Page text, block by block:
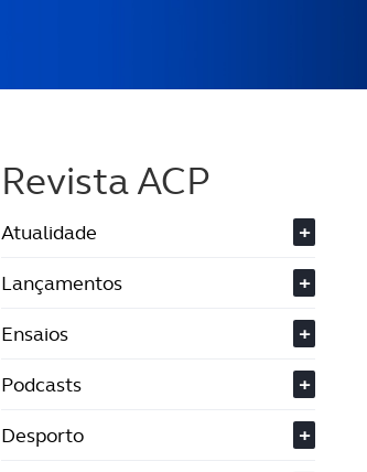
Revista ACP
Atualidade
+
Lançamentos
+
Ensaios
+
Podcasts
+
Desporto
+